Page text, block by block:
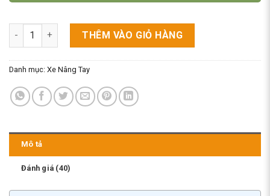
Xe Nâng Tay 1m5 Dùng Thủy Lực- Tải 2 Tấn/3 Tấn số lượng
THÊM VÀO GIỎ HÀNG
Danh mục: Xe Nâng Tay
Mô tả
Đánh giá (40)